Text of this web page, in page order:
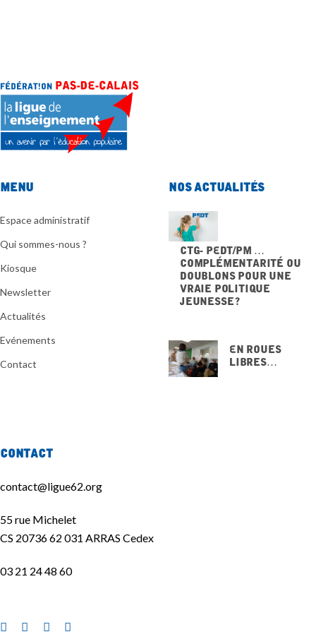
Menu
Espace administratif
Qui sommes-nous ?
Kiosque
Newsletter
Actualités
Evénements
Contact
Nos actualités
CTG- PEdT/PM …
Complémentarité ou
doublons pour une
vraie politique
jeunesse ?
En Roues
Libres…
Contact
contact@ligue62.org
55 rue Michelet
CS 20736 62 031 ARRAS Cedex
03 21 24 48 60